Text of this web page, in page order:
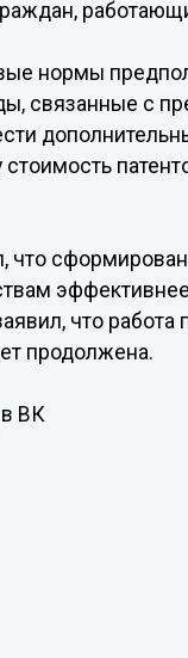
нормы
связанные с
эффективнее
что
продолжена.
в ВК